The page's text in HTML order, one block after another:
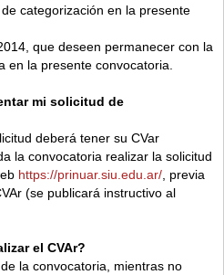
categorización en la presente
que deseen permanecer con la
en la presente convocatoria.
mi solicitud de
deberá tener su CVar
la convocatoria realizar la solicitud
https://prinuar.siu.edu.ar/ , previa
(se publicará instructivo al
el CVAr?
la convocatoria, mientras no